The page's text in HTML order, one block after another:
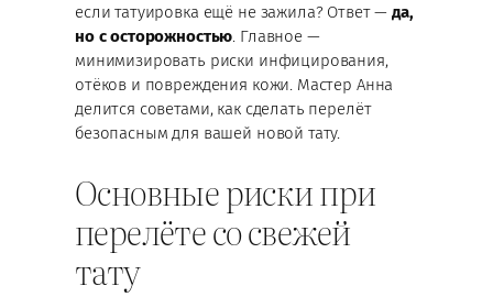
если татуировка ещё не зажила? Ответ —да,
но с осторожностью. Главное —
минимизировать риски инфицирования,
отёков и повреждения кожи. Мастер Анна
делится советами, как сделать перелёт
безопасным для вашей новой тату.
Основные риски при
перелёте со свежей
тату